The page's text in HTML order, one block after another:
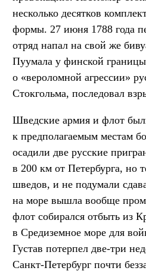
несколько десятков
формы. 27 июня 1788 года
отряд напал на свой же
Пуумала у финской
о «вероломной агрессии»
Стокгольма, последовал
Шведские армия и флот
к предполагаемым местам
осадили две русские
в 200 км от Петербурга, но
шведов, и не подумали
на море вышла вообще
флот собирался отбыть из
в Средиземное море для
Густав потерпел две-три
Санкт-Петербург почти